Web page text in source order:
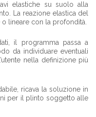
elastiche su suolo alla
La reazione elastica del
lineare con la profondità.
il programma passa a
da individuare eventuali
nella definizione più
ricava la soluzione in
per il plinto soggetto alle